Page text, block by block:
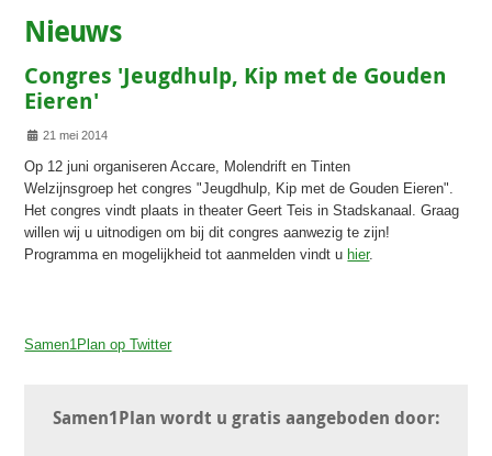
Nieuws
Congres 'Jeugdhulp, Kip met de Gouden
Eieren'
Details21 mei 2014
Op 12 juni organiseren Accare, Molendrift en Tinten
Welzijnsgroep het congres "Jeugdhulp, Kip met de Gouden Eieren".
Het congres vindt plaats in theater Geert Teis in Stadskanaal. Graag
willen wij u uitnodigen om bij dit congres aanwezig te zijn!
Programma en mogelijkheid tot aanmelden vindt u hier.
Samen1Plan op Twitter
Samen1Plan wordt u gratis aangeboden door: